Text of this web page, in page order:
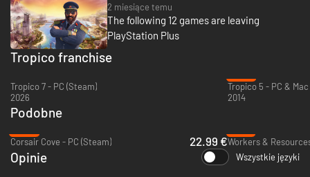
Play onlarge archipelagos for the first time in the series. Manage
islandsat the same time and adapt to various new challenges.
2 miesiące temu
The following 12 games are leaving
PlayStation Plus
Tropico franchise
Tropico 7 - PC (Steam)
2026
Tropico 5 - PC &
2014
Podobne
Corsair Cove - PC (Steam)
22.99 €
Opinie Wszystkie języki